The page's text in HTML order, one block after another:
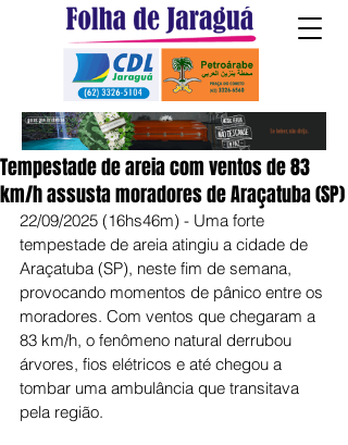
Tempestade de areia com ventos de 83
km/h assusta moradores de Araçatuba (SP)
22/09/2025 (16hs46m) - Uma forte
tempestade de areia atingiu a cidade de
Araçatuba (SP), neste fim de semana,
provocando momentos de pânico entre os
moradores. Com ventos que chegaram a
83 km/h, o fenômeno natural derrubou
árvores, fios elétricos e até chegou a
tombar uma ambulância que transitava
pela região.